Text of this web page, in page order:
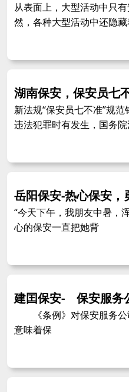
从表面上，大型活动中只
然，各种大型活动中还隐
湖南保安，保安员七
新法规“保安员七不准”规
违法犯罪时有发生，国务
岳阳保安-热心保安，
“今天下午，我朋友中暑，
心的保安一直把她背
建囯保安- 保安服务
《条例》对保安服务公
意味着保